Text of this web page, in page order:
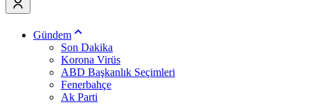
Gündem
Son Dakika
Korona Virüs
ABD Başkanlık Seçimleri
Fenerbahçe
Ak Parti